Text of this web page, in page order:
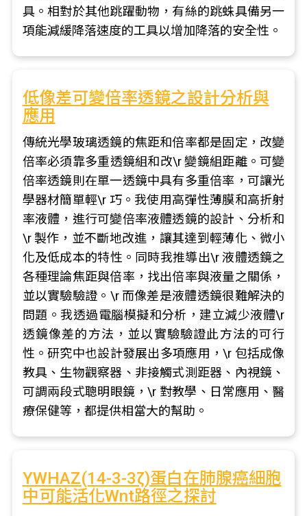
具。相對於其他跳躍動物，有絲的跳蛛具備另一
項能減緩降落速度的工具以增加降落的安全性。
低像差可變倍率透鏡之設計分析與
應用
傳統光學玻璃透鏡的焦距和倍率都是固定，改變
倍率必須靠多重透鏡組和改\r 變鏡組距離。可變
倍率透鏡則在單一透鏡中具有多重倍率，可讓光
學器材簡單輕\r 巧。我使用高彈性薄膜和高折射
率液體，進行可變倍率液體透鏡的設計、分析和
\r 製作，並不斷地改進，讓其達到輕薄化、微小
化及低成本的特性。同時我推導出\r 液體透鏡之
各種理論焦距與倍率，找出倍率與液量之關係，
並以實驗驗證。\r 而像差是液體透鏡很難解決的
問題。我透過電腦模擬和分析，建立減少液體\r
透鏡像差的方法，並以實驗驗證此方法的可行
性。研究中也設計發展出多項應用，\r 包括成像
教具、生物觀察器、非接觸式測距器、內視鏡、
可調兩段式聰明眼鏡，\r 對教學、日常應用、醫
療保健等，都提供相當大的幫助。
YWHAZ(14-3-3ζ)蛋白在肺腺癌細胞
中可能活化Wnt路徑之探討